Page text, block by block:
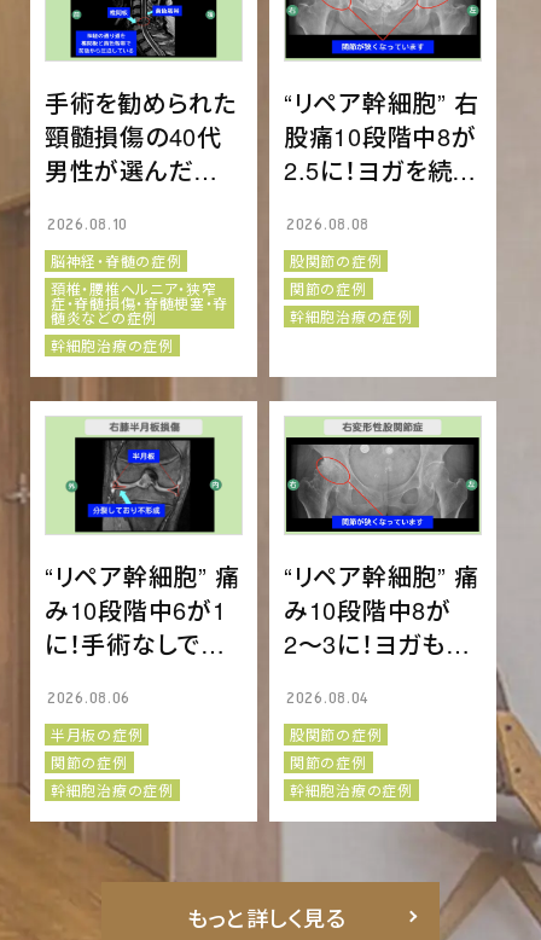
手術を勧められた
頸髄損傷の40代
男性が選んだ幹
択肢
2026.08.10
脳神経・脊髄の症例
頚椎・腰椎ヘルニア・狭窄
症・脊髄損傷・脊髄梗塞・脊
髄炎などの症例
幹細胞治療の症例
“リペア幹細胞” 右
股痛10段階中8が
2.5に！ヨガを続け
性股関節症 70代
女性
2026.08.08
股関節の症例
関節の症例
幹細胞治療の症例
“リペア幹細胞” 痛
み10段階中6が1
に！手術なしで野
半月板損傷 10代
男性
2026.08.06
半月板の症例
関節の症例
幹細胞治療の症例
“リペア幹細胞” 痛
み10段階中8が
2〜3に！ヨガもダ
変形性股関節症
50代 女性
2026.08.04
股関節の症例
関節の症例
幹細胞治療の症例
もっと詳しく見る